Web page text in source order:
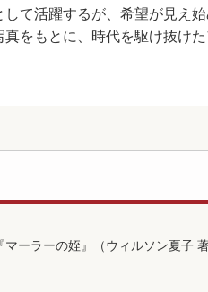
て活躍するが、希望が見え
をもとに、時代を駆け抜け
『マーラーの姪』（ウィルソン夏子